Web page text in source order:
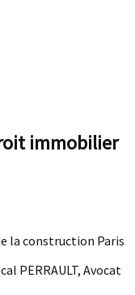
immobilier
la construction Paris
PERRAULT, Avocat